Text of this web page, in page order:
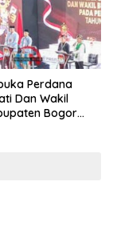
Perdana
Dan Wakil
Bogor